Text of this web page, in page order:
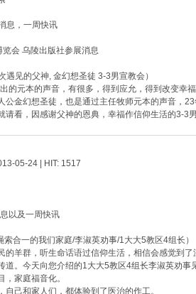
息，一周快讯
会 乌陵出版社参展消息
遇见的父神, 金幻想圣徒 3-3男宣教会）
的元本的声音，有很多，得到应允，得到改变幸福
公金幻想圣徒，也是通过主任牧师元本的声音，
请看，因感谢父神的恩典，幸福作信仰生活的3-3
05-24 | HIT: 1517
以及一周快讯
合一的我们家庭/李淑英劝事/1大大5教区4组长）
的羊群，听生命话语过信仰生活，相信会感觉到了
道。今天向您介绍的1大大5教区4组长李淑英劝事
，家庭福音化。
自己和家人们，都体验到了医治的作工。